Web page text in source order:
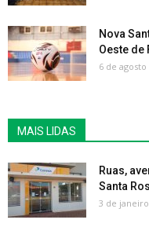
Nova
Oeste de
6 de agosto
MAIS LIDAS
Ruas,
Santa
3 de